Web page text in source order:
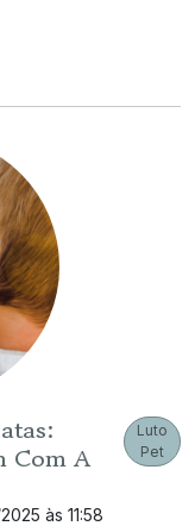
Com A
às 11:58
Luto
Pet